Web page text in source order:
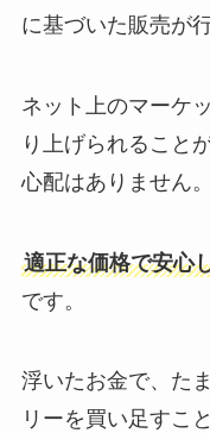
に基づいた販売が
ネット上のマーケ
り上げられること
心配はありません。
適正な価格で安心
です。
浮いたお金で、た
リーを買い足すこ